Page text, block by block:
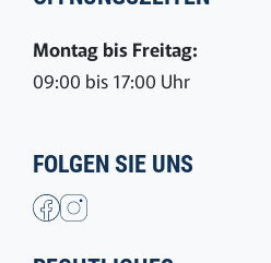
Montag bis Freitag:
09:00 bis 17:00 Uhr
FOLGEN SIE UNS